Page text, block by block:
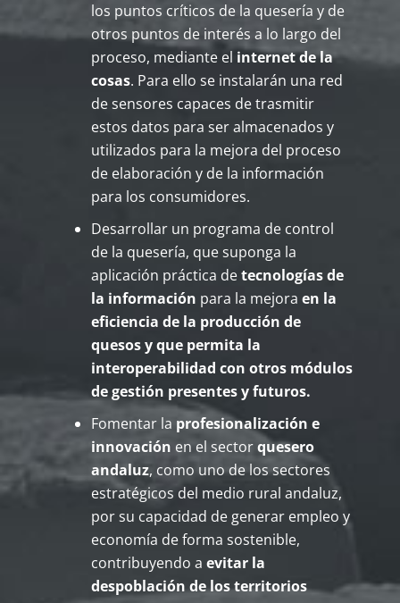
los puntos críticos de la quesería y de
otros puntos de interés a lo largo del
proceso, mediante el internet de la
cosas. Para ello se instalarán una red
de sensores capaces de trasmitir
estos datos para ser almacenados y
utilizados para la mejora del proceso
de elaboración y de la información
para los consumidores.
Desarrollar un programa de control
de la quesería, que suponga la
aplicación práctica detecnologías de
la información para la mejora en la
eficiencia de la producción de
quesos y que permita la
interoperabilidad con otros módulos
de gestión presentes y futuros.
Fomentar la profesionalización e
innovación en el sectorquesero
andaluz, como uno de los sectores
estratégicos del medio rural andaluz,
por su capacidad de generar empleo y
economía de forma sostenible,
contribuyendo a evitar la
despoblación de los territorios